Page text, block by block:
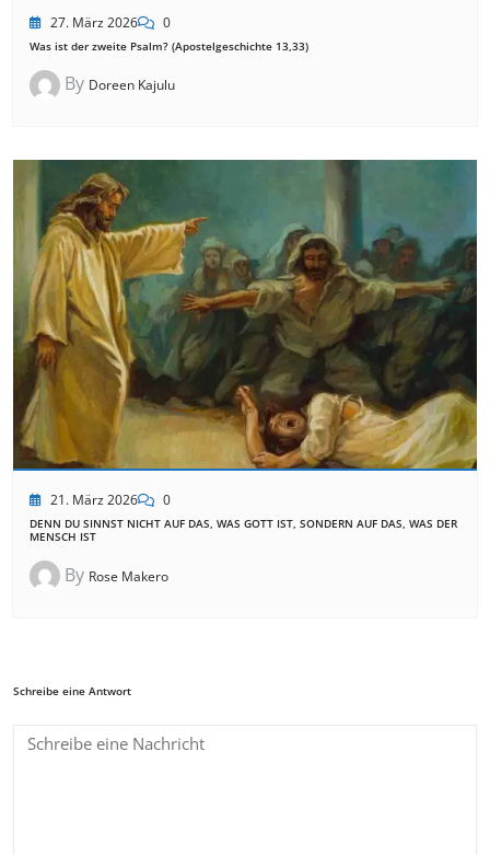
27. März 2026 0
Was ist der zweite Psalm? (Apostelgeschichte 13,33)
By Doreen Kajulu
21. März 2026 0
DENN DU SINNST NICHT AUF DAS, WAS GOTT IST, SONDERN AUF DAS, WAS DER
MENSCH IST
By Rose Makero
Schreibe eine Antwort